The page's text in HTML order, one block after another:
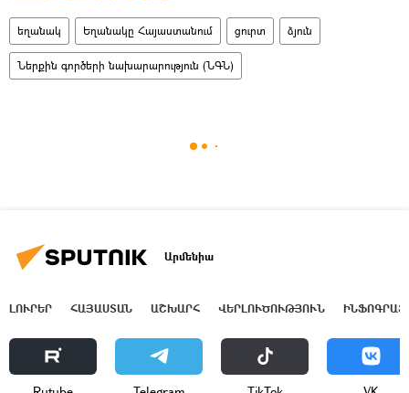
եղանակ Եղանակը Հայաստանում ցուրտ ձյուն
Ներքին գործերի նախարարություն (ՆԳՆ)
Արմենիա
ԼՈՒՐԵՐ ՀԱՅԱՍՏԱՆ ԱՇԽԱՐՀ ՎԵՐԼՈՒԾՈՒԹՅՈՒՆ